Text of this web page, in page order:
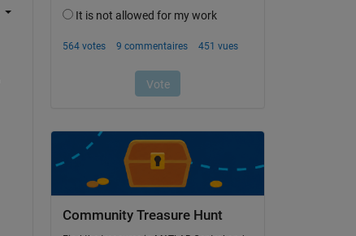
Community Treasure Hunt